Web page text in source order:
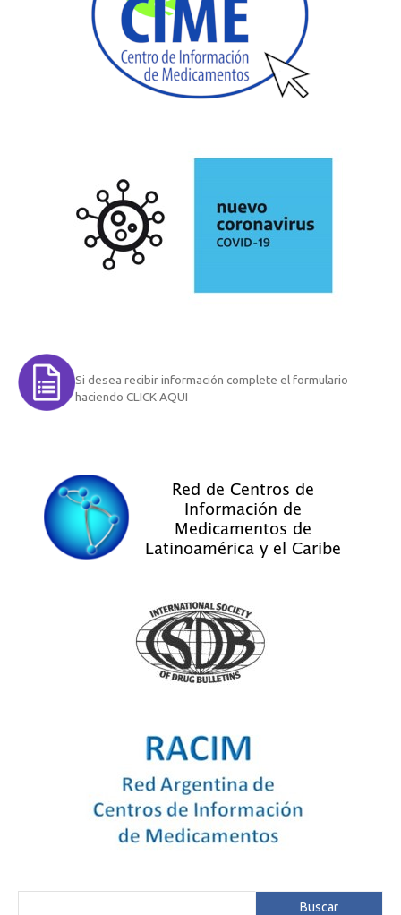
Si desea recibir información complete el formulario
haciendo CLICK AQUI
Buscar